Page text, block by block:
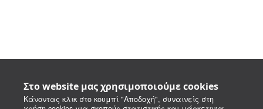
Στο website μας χρησιμοποιούμε cookies
Κάνοντας κλικ στο κουμπί "Αποδοχή", συναινείς στη